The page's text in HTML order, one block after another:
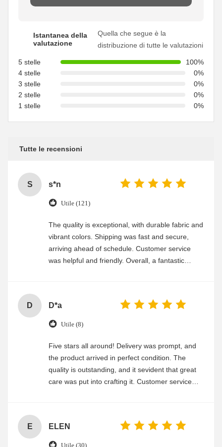
Istantanea della
valutazione
Quella che segue è la
distribuzione di tutte le valutazioni
5 stelle
100%
4 stelle
0%
3 stelle
0%
2 stelle
0%
1 stelle
0%
Tutte le recensioni
S s*n
Utile (121)
The quality is exceptional, with durable fabric and
vibrant colors. Shipping was fast and secure,
arriving ahead of schedule. Customer service
was helpful and friendly. Overall, a fantastic
D D*a
Utile (8)
Five stars all around! Delivery was prompt, and
the product arrived in perfect condition. The
quality is outstanding, and it sevident that great
care was put into crafting it. Customer service
E ELEN
Utile (30)